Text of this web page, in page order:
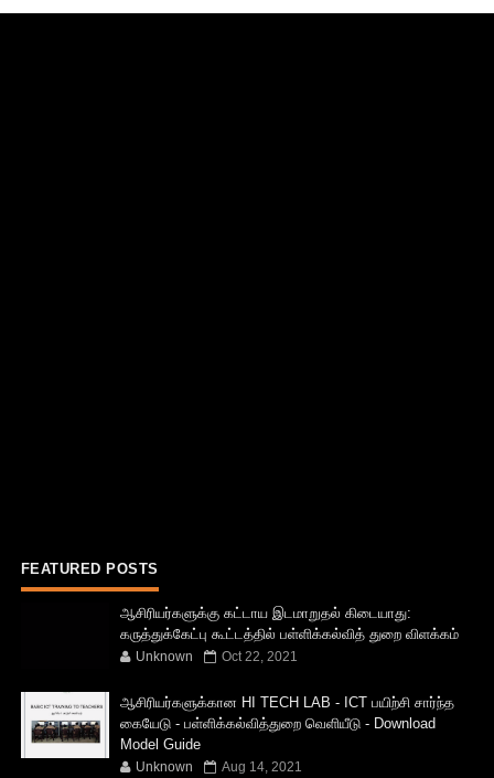
FEATURED POSTS
ஆசிரியர்களுக்கு கட்டாய இடமாறுதல் கிடையாது:
கருத்துக்கேட்பு கூட்டத்தில் பள்ளிக்கல்வித் துறை விளக்கம்
Unknown Oct 22, 2021
ஆசிரியர்களுக்கான HI TECH LAB - ICT பயிற்சி சார்ந்த
கையேடு - பள்ளிக்கல்வித்துறை வெளியீடு - Download
Model Guide
Unknown Aug 14, 2021